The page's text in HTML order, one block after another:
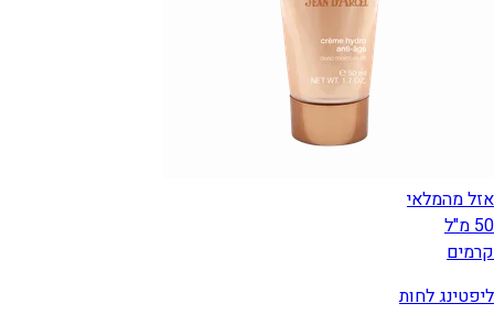
אזל מהמלאי
50 מ"ל
קרמים
ליפטינג לחות